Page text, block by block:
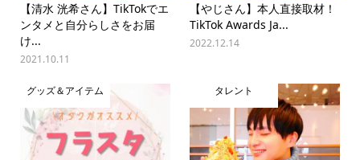
【清水 洸希さん】TikTokでエ
ンタメと自分らしさをお届
け...
2021.10.11
【やじさん】本人直接取材！
TikTok Awards Ja...
2022.12.14
グッズ＆アイテム タレント